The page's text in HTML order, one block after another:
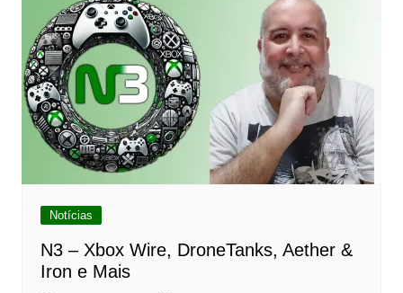
Notícias
N3 – Xbox Wire, DroneTanks, Aether &
Iron e Mais